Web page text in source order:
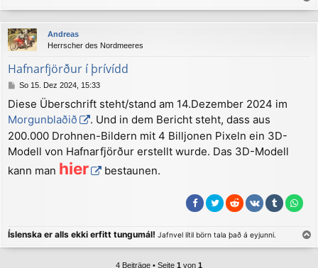
a
c
Andreas
Herrscher des Nordmeeres
Hafnarfjörður í þrívídd
B
i
t
a
g
So 15. Dez 2024, 15:33
Diese Überschrift steht/stand am 14.Dezember 2024 im
Morgunblaðið
. Und in dem Bericht steht, dass aus
200.000 Drohnen-Bildern mit 4 Bill­jon­en Pixeln ein 3D-
Modell von Hafnarfjörður erstellt wurde. Das 3D-Modell
kann man hier bestaunen.
Íslenska er alls ekki erfitt tungumál! Jafnvel lítil börn tala það á eyjunni.
a
4 Beiträge • Seite 1 von 1